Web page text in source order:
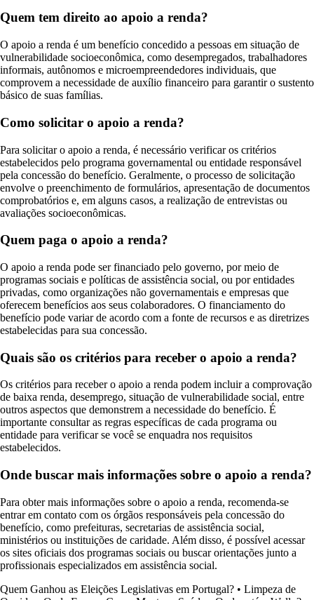
Quem tem direito ao apoio a renda?
O apoio a renda é um benefício concedido a pessoas em situação de
vulnerabilidade socioeconômica, como desempregados, trabalhadores
informais, autônomos e microempreendedores individuais, que
comprovem a necessidade de auxílio financeiro para garantir o sustento
básico de suas famílias.
Como solicitar o apoio a renda?
Para solicitar o apoio a renda, é necessário verificar os critérios
estabelecidos pelo programa governamental ou entidade responsável
pela concessão do benefício. Geralmente, o processo de solicitação
envolve o preenchimento de formulários, apresentação de documentos
comprobatórios e, em alguns casos, a realização de entrevistas ou
avaliações socioeconômicas.
Quem paga o apoio a renda?
O apoio a renda pode ser financiado pelo governo, por meio de
programas sociais e políticas de assistência social, ou por entidades
privadas, como organizações não governamentais e empresas que
oferecem benefícios aos seus colaboradores. O financiamento do
benefício pode variar de acordo com a fonte de recursos e as diretrizes
estabelecidas para sua concessão.
Quais são os critérios para receber o apoio a renda?
Os critérios para receber o apoio a renda podem incluir a comprovação
de baixa renda, desemprego, situação de vulnerabilidade social, entre
outros aspectos que demonstrem a necessidade do benefício. É
importante consultar as regras específicas de cada programa ou
entidade para verificar se você se enquadra nos requisitos
estabelecidos.
Onde buscar mais informações sobre o apoio a renda?
Para obter mais informações sobre o apoio a renda, recomenda-se
entrar em contato com os órgãos responsáveis pela concessão do
benefício, como prefeituras, secretarias de assistência social,
ministérios ou instituições de caridade. Além disso, é possível acessar
os sites oficiais dos programas sociais ou buscar orientações junto a
profissionais especializados em assistência social.
Quem Ganhou as Eleições Legislativas em Portugal? • Limpeza de